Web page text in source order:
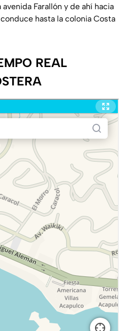
Farallón y de ahí hacia
hasta la colonia Costa
REAL